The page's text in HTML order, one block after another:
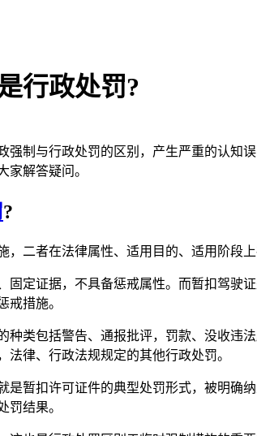
行政处罚?
制与行政处罚的区别，产生严重的认知
家解答疑问。
?
者在法律属性、适用目的、适用阶段上
证据，不具备惩戒属性。而暂扣驾驶
戒措施。
种类包括警告、通报批评，罚款、没收违
律、行政法规规定的其他行政处罚。
是暂扣许可证件的典型处罚形式，被明确
罚结果。